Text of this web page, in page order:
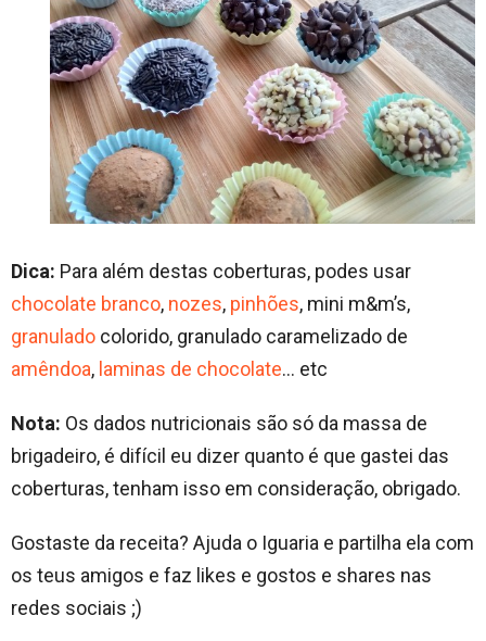
Dica: Para além destas coberturas, podes usar
chocolate branco, nozes, pinhões, mini m&m’s,
granulado colorido, granulado caramelizado de
amêndoa, laminas de chocolate… etc
Nota: Os dados nutricionais são só da massa de
brigadeiro, é difícil eu dizer quanto é que gastei das
coberturas, tenham isso em consideração, obrigado.
Gostaste da receita? Ajuda o Iguaria e partilha ela com
os teus amigos e faz likes e gostos e shares nas
redes sociais ;)